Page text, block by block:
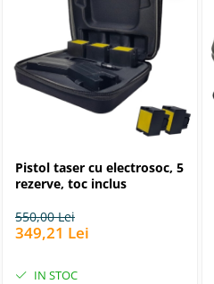
Pistol taser cu electrosoc, 5
rezerve, toc inclus
550,00 Lei
349,21 Lei
IN STOC